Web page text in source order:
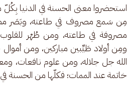
استحضروا معنى الحسنة في الدنيا بِكُلّ
مِن سَمع مصروف في طاعته، وبَصَر
مصروفة في طاعته، ومن طُهْر
ومِن أولاد طَيِّبين مباركين، ومن
الله جل جلاله، ومن علوم نافعات،
خاتمة عند الممات؛ فكلّها من الحسنة في